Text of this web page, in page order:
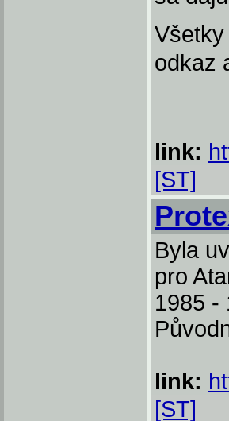
odkaz
link:
[ST]
Byla
pro
1985 -
link:
[ST]